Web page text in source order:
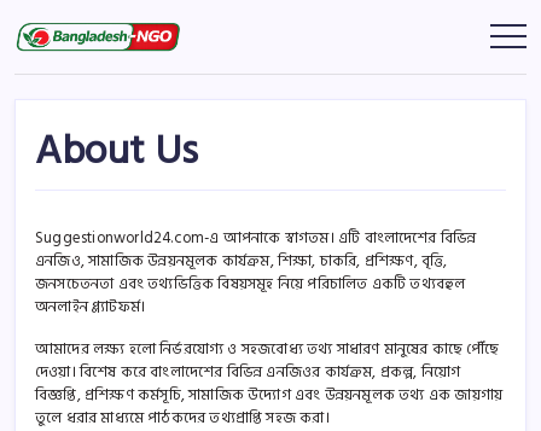
to
content
Bangladesh
NGO
বাংলাদেশের
সকল
এনজিও
About Us
Suggestionworld24.com-এ আপনাকে স্বাগতম। এটি বাংলাদেশের বিভিন্ন
এনজিও, সামাজিক উন্নয়নমূলক কার্যক্রম, শিক্ষা, চাকরি, প্রশিক্ষণ, বৃত্তি,
জনসচেতনতা এবং তথ্যভিত্তিক বিষয়সমূহ নিয়ে পরিচালিত একটি তথ্যবহুল
অনলাইন প্ল্যাটফর্ম।
আমাদের লক্ষ্য হলো নির্ভরযোগ্য ও সহজবোধ্য তথ্য সাধারণ মানুষের কাছে পৌঁছে
দেওয়া। বিশেষ করে বাংলাদেশের বিভিন্ন এনজিওর কার্যক্রম, প্রকল্প, নিয়োগ
বিজ্ঞপ্তি, প্রশিক্ষণ কর্মসূচি, সামাজিক উদ্যোগ এবং উন্নয়নমূলক তথ্য এক জায়গায়
তুলে ধরার মাধ্যমে পাঠকদের তথ্যপ্রাপ্তি সহজ করা।